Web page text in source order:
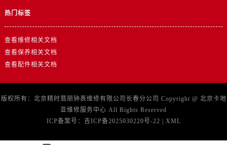
热门标签
查看维修相关文档
查看保养相关文档
查看配件相关文档
版权所有：北京精时翡丽钟表维修有限公司长春分公司 Copyright @ 北京卡地
亚维修服务中心 All Rights Reserved
ICP备案号： 吉ICP备2025030220号-22 | XML